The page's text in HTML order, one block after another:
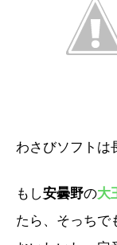
わさびソフトは
もし安曇野の大
たら、そっちで